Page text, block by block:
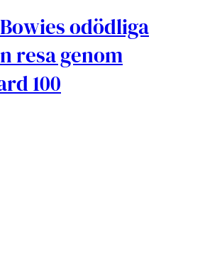
odödliga
resa genom
100